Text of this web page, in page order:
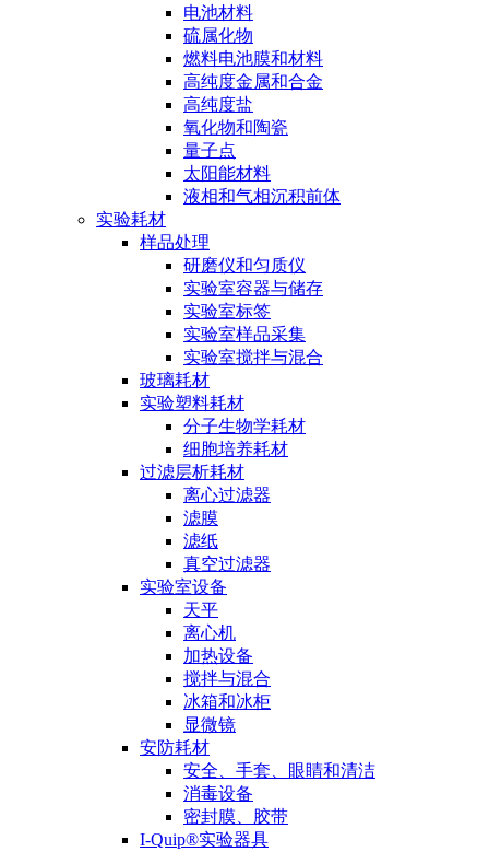
电池材料
硫属化物
燃料电池膜和材料
高纯度金属和合金
高纯度盐
氧化物和陶瓷
量子点
太阳能材料
液相和气相沉积前体
实验耗材
样品处理
研磨仪和匀质仪
实验室容器与储存
实验室标签
实验室样品采集
实验室搅拌与混合
玻璃耗材
实验塑料耗材
分子生物学耗材
细胞培养耗材
过滤层析耗材
离心过滤器
滤膜
滤纸
真空过滤器
实验室设备
天平
离心机
加热设备
搅拌与混合
冰箱和冰柜
显微镜
安防耗材
安全、手套、眼睛和清洁
消毒设备
密封膜、胶带
I-Quip®️实验器具